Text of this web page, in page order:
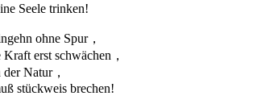
Seele trinken!
ohne Spur，
erst schwächen，
Natur，
stückweis brechen!